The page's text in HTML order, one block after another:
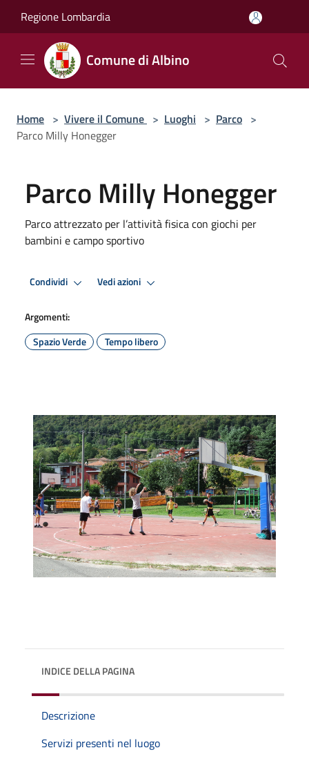
Regione Lombardia
Comune di Albino
Home > Vivere il Comune > Luoghi > Parco >
Parco Milly Honegger
Parco Milly Honegger
Parco attrezzato per l’attività fisica con giochi per
bambini e campo sportivo
Condividi Vedi azioni
Argomenti:
Spazio Verde
Tempo libero
INDICE DELLA PAGINA
Descrizione
Servizi presenti nel luogo